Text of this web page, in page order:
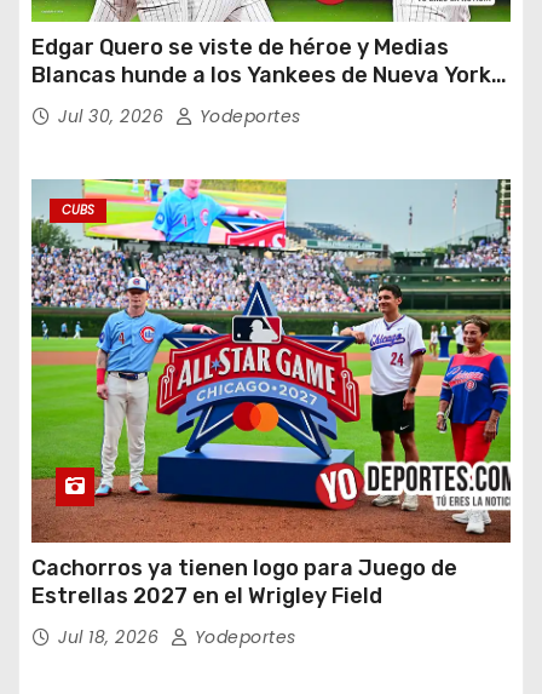
Edgar Quero se viste de héroe y Medias
Blancas hunde a los Yankees de Nueva York
en doce entradas
Jul 30, 2026 Yodeportes
CUBS
Cachorros ya tienen logo para Juego de
Estrellas 2027 en el Wrigley Field
Jul 18, 2026 Yodeportes